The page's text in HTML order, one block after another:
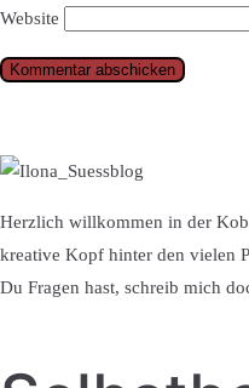
Website
Herzlich willkommen in der
kreative Kopf hinter den vielen
Du Fragen hast, schreib mich